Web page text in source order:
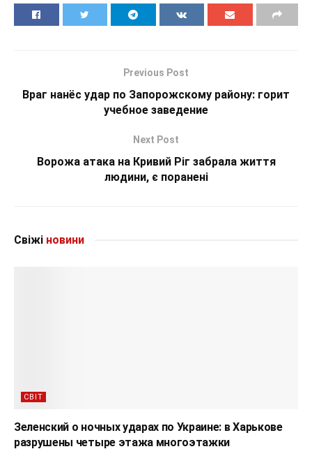
Previous Post
Враг нанёс удар по Запорожскому району: горит
учебное заведение
Next Post
Ворожа атака на Кривий Ріг забрала життя
людини, є поранені
Свіжі новини
СВІТ
Зеленский о ночных ударах по Украине: в Харькове
разрушены четыре этажа многоэтажки